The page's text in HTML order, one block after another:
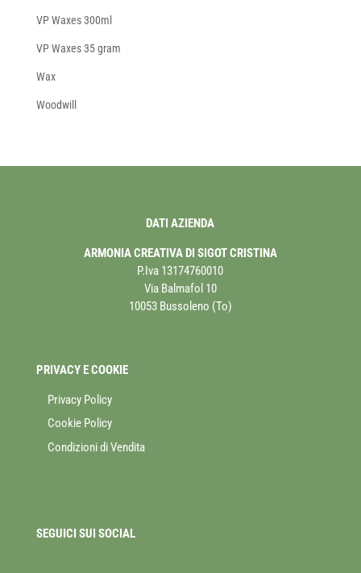
VP Waxes 300ml
VP Waxes 35 gram
Wax
Woodwill
DATI AZIENDA
ARMONIA CREATIVA DI SIGOT CRISTINA
P.Iva 13174760010
Via Balmafol 10
10053 Bussoleno (To)
PRIVACY E COOKIE
Privacy Policy
Cookie Policy
Condizioni di Vendita
SEGUICI SUI SOCIAL